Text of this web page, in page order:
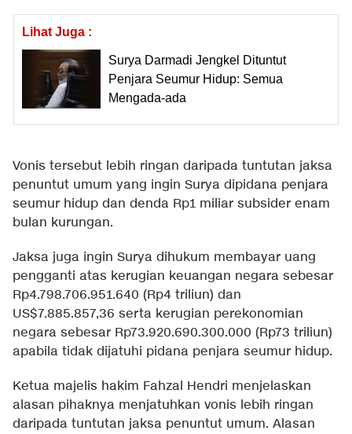
Lihat Juga :
Surya Darmadi Jengkel Dituntut
Penjara Seumur Hidup: Semua
Mengada-ada
Vonis tersebut lebih ringan daripada tuntutan jaksa
penuntut umum yang ingin Surya dipidana penjara
seumur hidup dan denda Rp1 miliar subsider enam
bulan kurungan.
Jaksa juga ingin Surya dihukum membayar uang
pengganti atas kerugian keuangan negara sebesar
Rp4.798.706.951.640 (Rp4 triliun) dan
US$7.885.857,36 serta kerugian perekonomian
negara sebesar Rp73.920.690.300.000 (Rp73 triliun)
apabila tidak dijatuhi pidana penjara seumur hidup.
Ketua majelis hakim Fahzal Hendri menjelaskan
alasan pihaknya menjatuhkan vonis lebih ringan
daripada tuntutan jaksa penuntut umum. Alasan